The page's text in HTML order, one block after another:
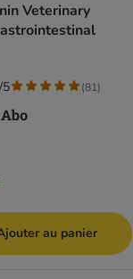
Veterinary
5 (81)
au panier